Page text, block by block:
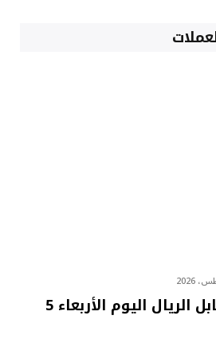
أسعار العملات مقابل الريال اليوم الأربعاء 5